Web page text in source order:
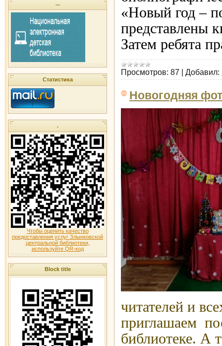
...
Статистика
.
Чтобы оценить качество
предоставления услуг Злынковской
центральной библиотеки,
используйте QR-код
Block title
«Новый год –
представлены
Затем ребята
Просмотров: 87 Добавил:
Новогодняя
читателей и
приглашаем
библиотеке. А